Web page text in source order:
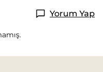
Yorum Yap